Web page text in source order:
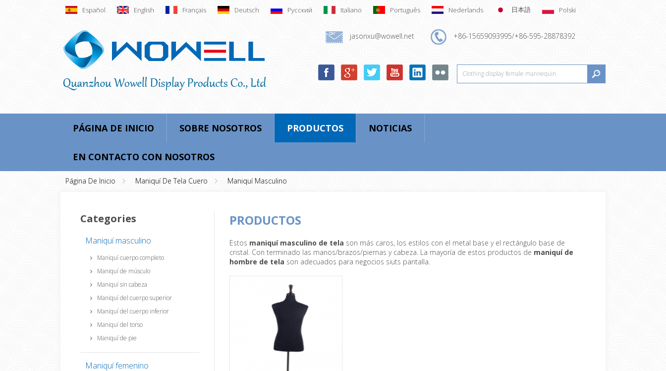
Español English Français Deutsch Русский Italiano Português Nederlands 日本語 Polski
jasonxu@wowell.net +86-15659093995/+86-595-28878392
PÁGINA DE INICIO SOBRE NOSOTROS PRODUCTOS NOTICIAS
EN CONTACTO CON NOSOTROS
Página De Inicio Maniquí De Tela Cuero Maniquí Masculino
Categories
Maniquí masculino
Maniquí cuerpo completo
Maniquí de músculo
Maniquí sin cabeza
Maniquí del cuerpo superior
Maniquí del cuerpo inferior
Maniquí del torso
Maniquí de pie
Maniquí femenino
PRODUCTOS
Estos maniquí masculino de tela son más caros, los estilos con el metal base y el rectángulo base de
cristal. Con terminado las manos/brazos/piernas y cabeza. La mayoría de estos productos de maniquí de
hombre de tela son adecuados para negocios siuts pantalla.